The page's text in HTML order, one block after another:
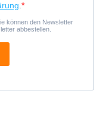
können den Newsletter
abbestellen.